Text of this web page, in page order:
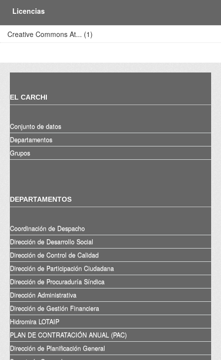
Licencias
Creative Commons At... (1)
EL CARCHI
Conjunto de datos
Departamentos
Grupos
DEPARTAMENTOS
Coordinación de Despacho
Dirección de Desarrollo Social
Dirección de Control de Calidad
Dirección de Participación Ciudadana
Dirección de Procuraduría Síndica
Dirección Administrativa
Dirección de Gestión Financiera
Hidromira LOTAIP
PLAN DE CONTRATACIÓN ANUAL (PAC)
Dirección de Planificación General